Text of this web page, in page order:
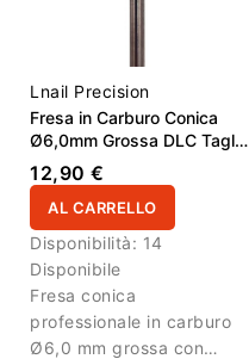
Lnail Precision
Fresa in Carburo Conica
Ø6,0mm Grossa DLC Taglio
Incrociato Super Cut LL
14,6mm
12,90 €
AL CARRELLO
Disponibilità: 14
Disponibile
Fresa conica
professionale in carburo
Ø6,0 mm grossa con